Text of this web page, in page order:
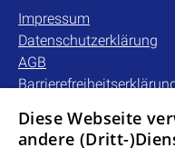
Impressum
Datenschutzerklärung
AGB
Unsere Bereiche
Diese Webseite
andere (Dritt-